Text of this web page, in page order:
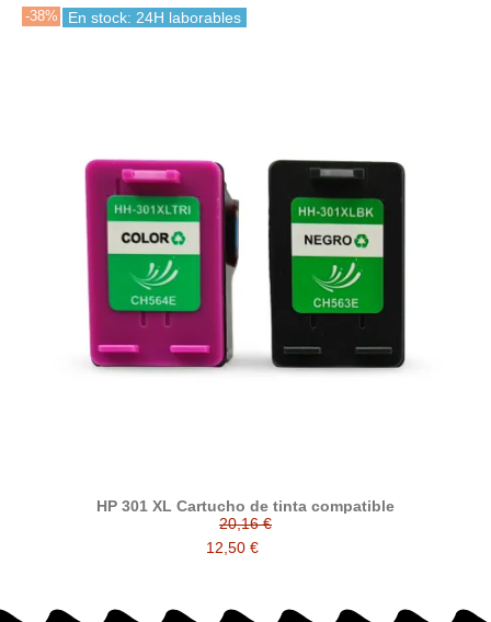
-38% En stock: 24H laborables
HP 301 XL Cartucho de tinta compatible
20,16 €
12,50 €